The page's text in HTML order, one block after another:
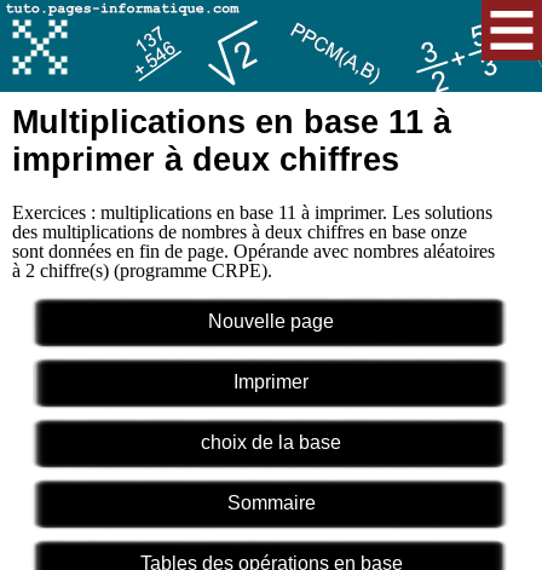
Multiplications en base 11 à
imprimer à deux chiffres
Exercices : multiplications en base 11 à imprimer. Les solutions
des multiplications de nombres à deux chiffres en base onze
sont données en fin de page. Opérande avec nombres aléatoires
à 2 chiffre(s) (programme CRPE).
Nouvelle page
Imprimer
choix de la base
Sommaire
Tables des opérations en base